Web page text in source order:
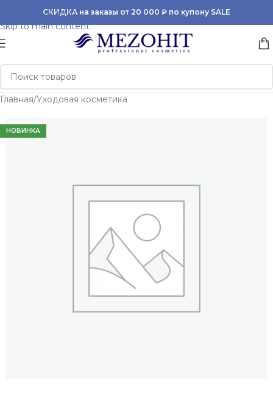
Skip to navigation
Skip to main content
СКИДКА на заказы от 20 000 ₽ по купону SALE
Главная/Уходовая косметика
НОВИНКА